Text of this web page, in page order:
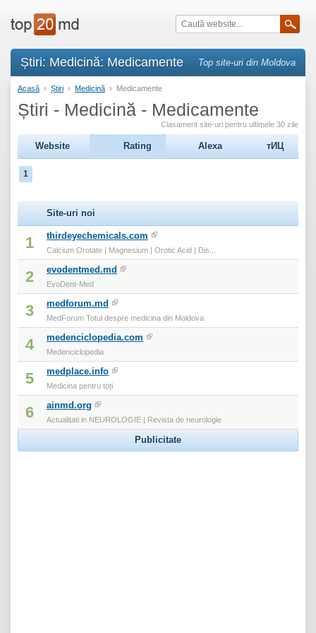
Știri: Medicină: Medicamente Top site-uri din Moldova
Acasă › Știri › Medicină › Medicamente
Știri - Medicină - Medicamente
Clasament site-uri pentru ultimele 30 zile
Website Rating Alexa тИЦ
1
Site-uri noi
1 thirdeyechemicals.com
Calcium Orotate | Magnesium | Orotic Acid | Dis...
2 evodentmed.md
EvoDent-Med
3 medforum.md
MedForum Totul despre medicina din Moldova
4 medenciclopedia.com
Medenciclopedia
5 medplace.info
Medicina pentru toți
6 ainmd.org
Actualitati in NEUROLOGIE | Revista de neurologie
Publicitate